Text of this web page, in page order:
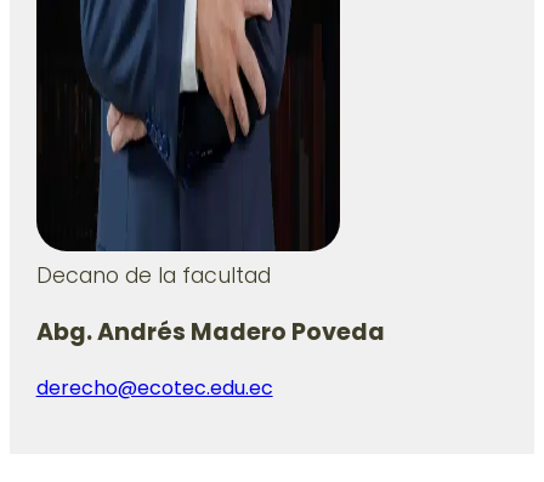
Decano de la facultad
Abg. Andrés Madero Poveda
derecho@ecotec.edu.ec